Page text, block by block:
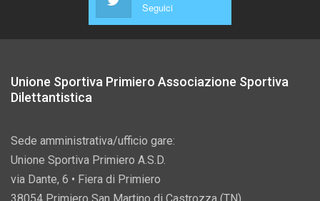
Seguici
Unione Sportiva Primiero Associazione Sportiva
Dilettantistica
Sede amministrativa/ufficio gare:
Unione Sportiva Primiero A.S.D.
via Dante, 6 • Fiera di Primiero